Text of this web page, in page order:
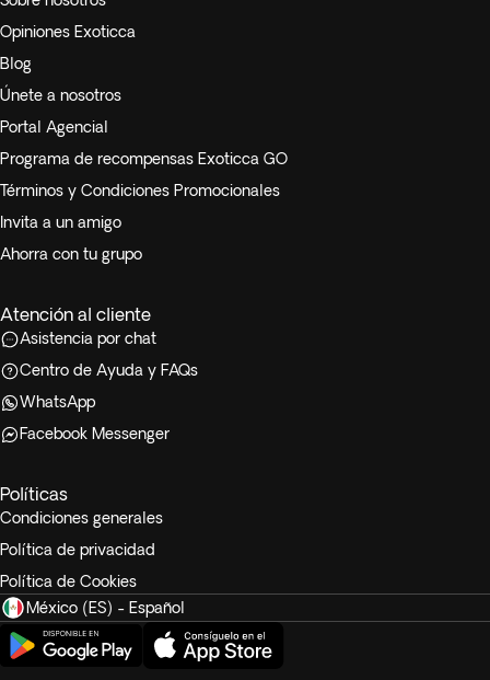
Opiniones Exoticca
Blog
Únete a nosotros
Portal Agencial
Programa de recompensas Exoticca GO
Términos y Condiciones Promocionales
Invita a un amigo
Ahorra con tu grupo
Atención al cliente
Asistencia por chat
Centro de Ayuda y FAQs
WhatsApp
Facebook Messenger
Políticas
Condiciones generales
Política de privacidad
Política de Cookies
México (ES) - Español